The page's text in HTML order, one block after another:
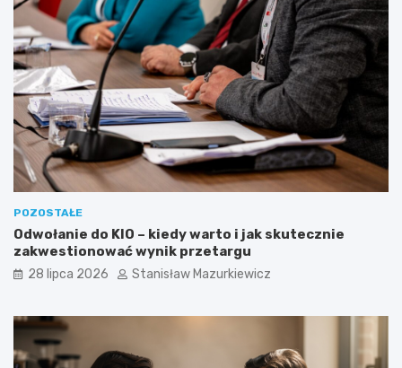
POZOSTAŁE
Odwołanie do KIO – kiedy warto i jak skutecznie
zakwestionować wynik przetargu
28 lipca 2026 Stanisław Mazurkiewicz